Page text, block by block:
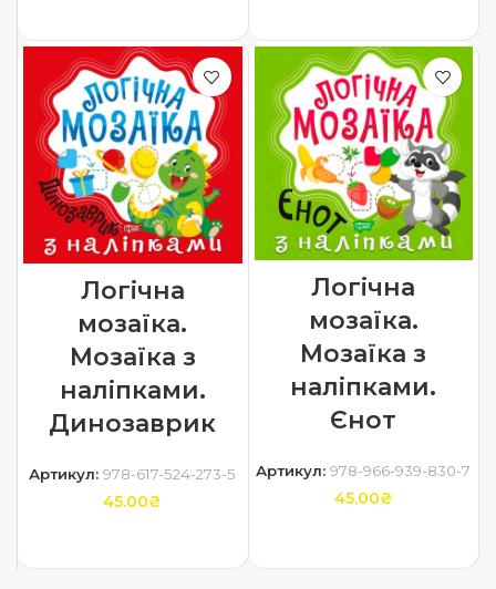
Логічна
мозаїка.
Мозаїка з
наліпками.
Динозаврик
Артикул:978-617-524-273-5
45.00₴
Логічна
мозаїка.
Мозаїка з
наліпками.
Єнот
Артикул:978-966-939-830-7
45.00₴